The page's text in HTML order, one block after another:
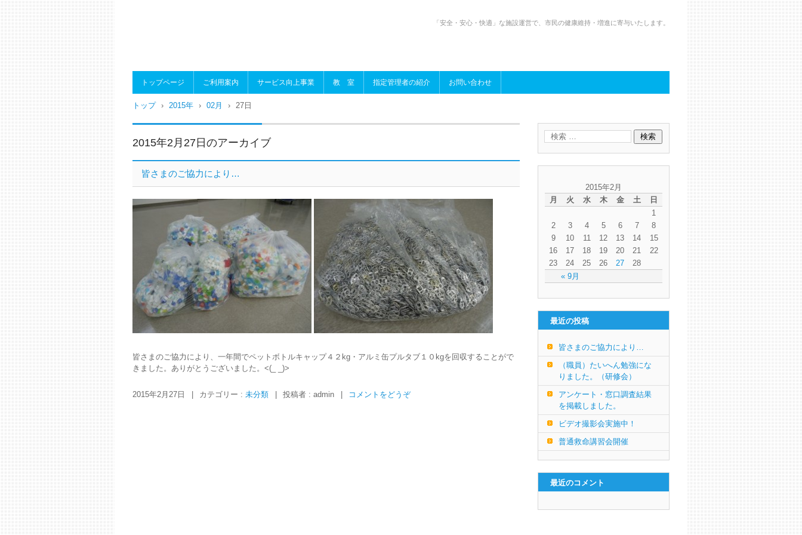
「安全・安心・快適」な施設運営で、市民の健康維持・増進に寄与いたします。
トップページ ご利用案内 サービス向上事業 教 室 指定管理者の紹介 お問い合わせ
トップ › 2015年 › 02月 › 27日
2015年2月27日 のアーカイブ
皆さまのご協力により…
皆さまのご協力により、一年間でペットボトルキャップ４２kg・アルミ缶プルタブ１０kgを回収することがで
きました。ありがとうございました。<(_ _)>
2015年2月27日 カテゴリー : 未分類 投稿者 : admin コメントをどうぞ
2015年2月
月
火 水 木 金 土 日
« 9月
1
2
3 4 5 6 7
8
9
10 11 12 13 14
15
16
17 18 19 20 21
22
23
24 25 26 27 28
最近の投稿
皆さまのご協力により…
（職員）たいへん勉強にな
りました。（研修会）
アンケート・窓口調査結果
を掲載しました。
ビデオ撮影会実施中！
普通救命講習会開催
最近のコメント